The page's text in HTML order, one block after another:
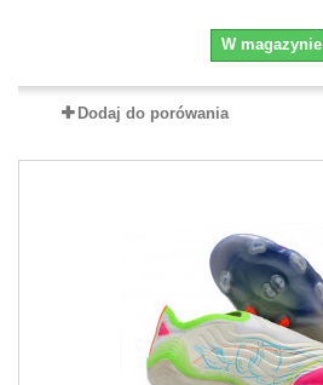
W magazynie
Dodaj do porówania